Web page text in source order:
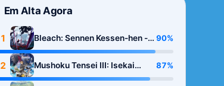
Em Alta Agora
1
Bleach: Sennen Kessen-hen -
Kashin-tan
90%
2
Mushoku Tensei III: Isekai
Ittara Honki Dasu
87%